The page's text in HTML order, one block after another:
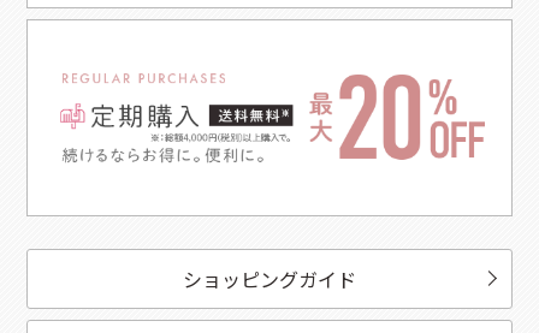
ショッピングガイド